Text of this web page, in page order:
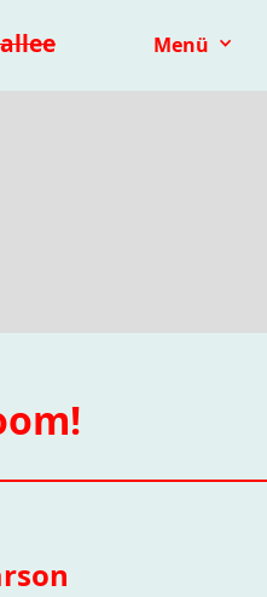
Menü
mit.mach.bühne